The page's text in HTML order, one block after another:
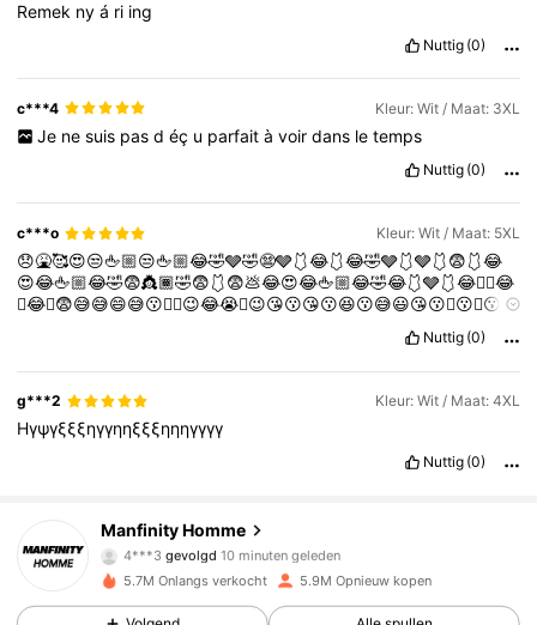
Remek nyá ri ing
Nuttig (0)
c***4 Kleur: Wit / Maat: 3XL
Je ne suis pas d éç u parfait à voir dans le temps
Nuttig (0)
c***o Kleur: Wit / Maat: 5XL
😞🤮🥰😍😒🖕🏼😒🖕🏼😂🤣🩶🤣😨🩶🩱😂🩱😂🤣🩶🩱🩶🩱😨🩱😂
😍😂🖕🏼😂🤣😨👸🏾🤣😨🩱😨💩😂😍😂🖕🏼😂🤣😂🩱🩶🩱😂👍🏼😂
💩😂💩😨😅😅😄😅😗🥰🥰😉😂😭🥰😉😘😗😘😗😆😗😅😃😘😗🥰😗🤣😗🤣
😉😘😭😅😗😂😉😂😉😅😗😘🥰😉😅😉😅😅😉😂😗😂😗😅😗🥰
Nuttig (0)
g***2 Kleur: Wit / Maat: 4XL
Ηγψγξξξηγγηηξξξηηηγγγγ
Nuttig (0)
Manfinity Homme
4***3 gevolgd 10 minuten geleden
M***ais aan het browsen
607K Volgers
5.7M Onlangs verkocht 5.9M Opnieuw kopen